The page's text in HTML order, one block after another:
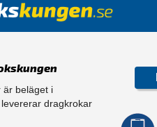
är beläget i
dragkrokar